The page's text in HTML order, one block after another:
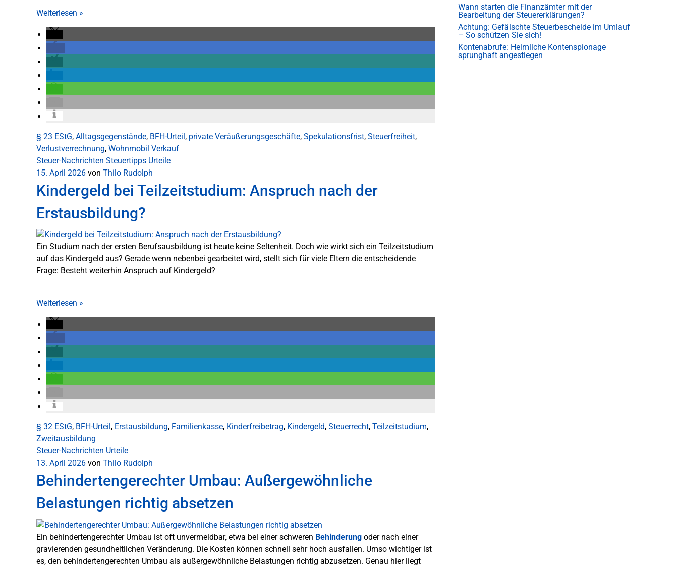
Weiterlesen »
§ 23 EStG, Alltagsgegenstände, BFH-Urteil, private Veräußerungsgeschäfte, Spekulationsfrist, Steuerfreiheit,
Verlustverrechnung, Wohnmobil Verkauf
Steuer-Nachrichten Steuertipps Urteile
15. April 2026 von Thilo Rudolph
Kindergeld bei Teilzeitstudium: Anspruch nach der
Erstausbildung?
Ein Studium nach der ersten Berufsausbildung ist heute keine Seltenheit. Doch wie wirkt sich ein Teilzeitstudium
auf das Kindergeld aus? Gerade wenn nebenbei gearbeitet wird, stellt sich für viele Eltern die entscheidende
Frage: Besteht weiterhin Anspruch auf Kindergeld?
Weiterlesen »
§ 32 EStG, BFH-Urteil , Erstausbildung, Familienkasse, Kinderfreibetrag, Kindergeld, Steuerrecht, Teilzeitstudium,
Zweitausbildung
Steuer-Nachrichten Urteile
13. April 2026 von Thilo Rudolph
Behindertengerechter Umbau: Außergewöhnliche
Belastungen richtig absetzen
Ein behindertengerechter Umbau ist oft unvermeidbar, etwa bei einer schweren Behinderung oder nach einer
gravierenden gesundheitlichen Veränderung. Die Kosten können schnell sehr hoch ausfallen. Umso wichtiger ist
es, den behindertengerechten Umbau als außergewöhnliche Belastungen richtig abzusetzen. Genau hier liegt
Wann starten die Finanzämter mit der
Bearbeitung der Steuererklärungen?
Achtung: Gefälschte Steuerbescheide im Umlauf
– So schützen Sie sich!
Kontenabrufe: Heimliche Kontenspionage
sprunghaft angestiegen